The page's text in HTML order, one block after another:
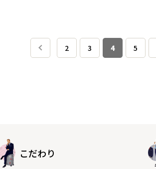
2 3 4 5
こだわり